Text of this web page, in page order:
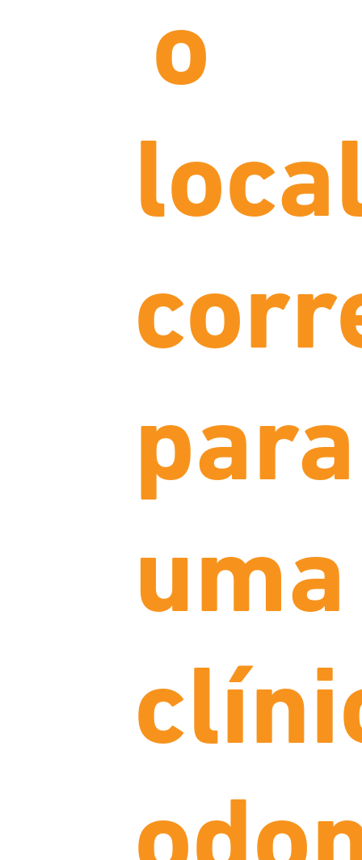
o
para
uma